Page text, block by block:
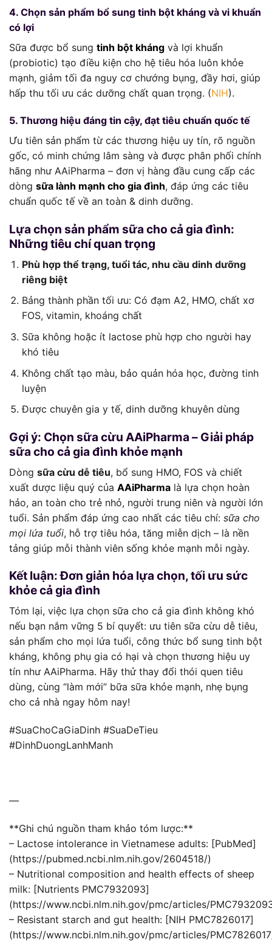
4. Chọn sản phẩm bổ sung tinh bột kháng và vi khuẩn
có lợi
Sữa được bổ sung tinh bột kháng và lợi khuẩn
(probiotic) tạo điều kiện cho hệ tiêu hóa luôn khỏe
mạnh, giảm tối đa nguy cơ chướng bụng, đầy hơi, giúp
hấp thu tối ưu các dưỡng chất quan trọng. (NIH).
5. Thương hiệu đáng tin cậy, đạt tiêu chuẩn quốc tế
Ưu tiên sản phẩm từ các thương hiệu uy tín, rõ nguồn
gốc, có minh chứng lâm sàng và được phân phối chính
hãng như AAiPharma – đơn vị hàng đầu cung cấp các
dòng sữa lành mạnh cho gia đình, đáp ứng các tiêu
chuẩn quốc tế về an toàn & dinh dưỡng.
Lựa chọn sản phẩm sữa cho cả gia đình:
Những tiêu chí quan trọng
Phù hợp thể trạng, tuổi tác, nhu cầu dinh dưỡng
riêng biệt
Bảng thành phần tối ưu: Có đạm A2, HMO, chất xơ
FOS, vitamin, khoáng chất
Sữa không hoặc ít lactose phù hợp cho người hay
khó tiêu
Không chất tạo màu, bảo quản hóa học, đường tinh
luyện
Được chuyên gia y tế, dinh dưỡng khuyên dùng
Gợi ý: Chọn sữa cừu AAiPharma – Giải pháp
sữa cho cả gia đình khỏe mạnh
Dòng sữa cừu dễ tiêu, bổ sung HMO, FOS và chiết
xuất dược liệu quý của AAiPharma là lựa chọn hoàn
hảo, an toàn cho trẻ nhỏ, người trung niên và người lớn
tuổi. Sản phẩm đáp ứng cao nhất các tiêu chí: sữa cho
mọi lứa tuổi, hỗ trợ tiêu hóa, tăng miễn dịch – là nền
tảng giúp mỗi thành viên sống khỏe mạnh mỗi ngày.
Kết luận: Đơn giản hóa lựa chọn, tối ưu sức
khỏe cả gia đình
Tóm lại, việc lựa chọn sữa cho cả gia đình không khó
nếu bạn nắm vững 5 bí quyết: ưu tiên sữa cừu dễ tiêu,
sản phẩm cho mọi lứa tuổi, công thức bổ sung tinh bột
kháng, không phụ gia có hại và chọn thương hiệu uy
tín như AAiPharma. Hãy thử thay đổi thói quen tiêu
dùng, cùng “làm mới” bữa sữa khỏe mạnh, nhẹ bụng
cho cả nhà ngay hôm nay!
#SuaChoCaGiaDinh #SuaDeTieu
#DinhDuongLanhManh
—
**Ghi chú nguồn tham khảo tóm lược:**
– Lactose intolerance in Vietnamese adults: [PubMed]
(https://pubmed.ncbi.nlm.nih.gov/2604518/)
– Nutritional composition and health effects of sheep
milk: [Nutrients PMC7932093]
(https://www.ncbi.nlm.nih.gov/pmc/articles/
– Resistant starch and gut health: [NIH PMC7826017]
(https://www.ncbi.nlm.nih.gov/pmc/articles/